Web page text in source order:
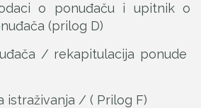
o ponuđaču i upitnik o
(prilog D)
/ rekapitulacija ponude
istraživanja / ( Prilog F)